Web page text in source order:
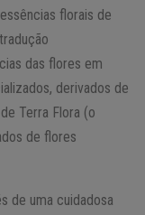
florais de
das flores em
derivados de
Terra Flora (o
de flores
de uma cuidadosa